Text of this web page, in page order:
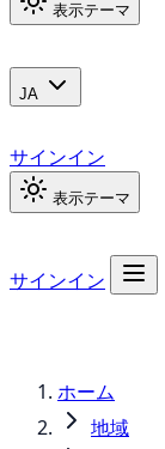
表示テーマ
JA
サインイン
表示テーマ
サインイン
ホーム
地域